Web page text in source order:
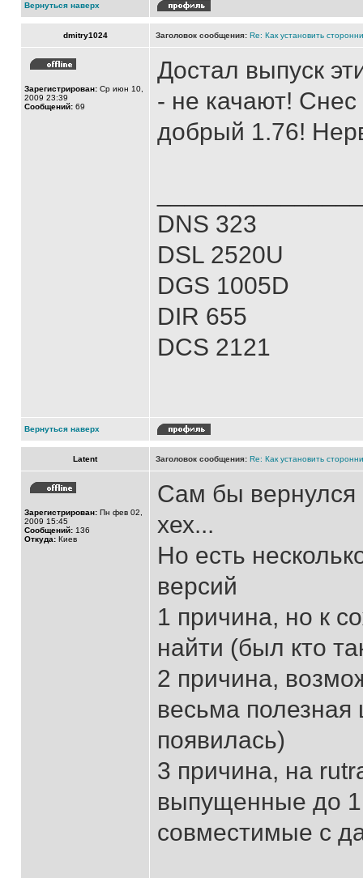
Вернуться наверх
dmitry1024 Заголовок сообщения: Re: Как установить
Зарегистрирован: Ср июн 10,
2009 23:39
Сообщений: 69
Достал выпуск
- не качают! Снес
добрый 1.76!
DNS 323
DSL 2520U
DGS 1005D
DIR 655
DCS 2121
Вернуться наверх
Latent Заголовок сообщения: Re: Как установить
Зарегистрирован: Пн фев 02,
2009 15:45
Сообщений: 136
Откуда: Киев
Сам бы вернулся
хех...
Но есть
версий
1 причина, но к
найти (был кто
2 причина,
весьма полезная
появилась)
3 причина, на
выпущенные до
совместимые с